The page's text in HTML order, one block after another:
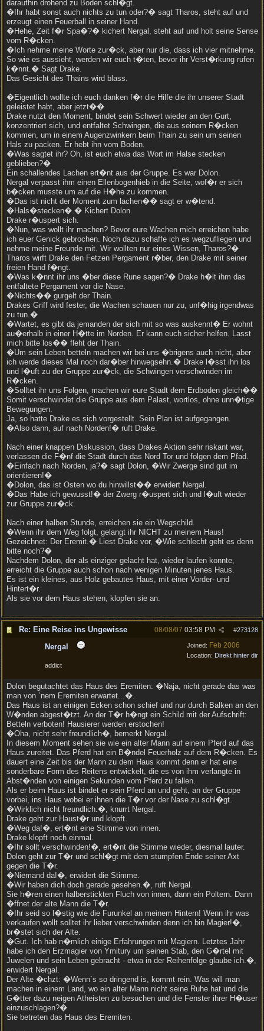
daraufhin drohend zu Boden schl�gt.
�Ihr habt sonst auch nichts zu tun oder?� sagt Tharos, steht auf und
erzeugt einen Feuerball in seiner Hand.
�Hehe, Zeit f�r Spa�?� kichert Nergal, steht auf und holt seine Sense
vom R�cken.
�Ich nehme meine Worte zur�ck, aber nur die, dass ich vier mitnehme.
So wie es aussieht, werden wir euch t�ten, bevor ihr Verst�rkung rufen
k�nnt.� Sagt Drake.
Das Gesicht des Thains wird blass.
�Eigentlich wollte ich euch danken f�r die Hilfe die ihr unserer Stadt
geleistet habt, aber jetzt��
Drake nutzt den Moment, bindet sein Schwert wieder an den Gurt,
konzentriert sich, und entfaltet Schwingen, die aus seinem R�cken
kommen, um in einem Augenzwinkern beim Thain zu sein um seinen
Hals zu packen. Er hebt ihn vom Boden.
�Was sagtet ihr? Oh, ist euch etwa das Wort im Halse stecken
geblieben?�
Ein schallendes Lachen ert�nt aus der Gruppe. Es war Dolon.
Nergal verpasst ihm einen Ellenbogenhieb in die Seite, wof�r er sich
b�cken musste um auf die H�he zu kommen.
�Das ist nicht der Moment zum lachen�� sagt er w�tend.
�Hals�stecken�.� Kichert Dolon.
Drake r�uspert sich.
�Nun, was wollt ihr machen? Bevor eure Wachen mich erreichen habe
ich euer Genick gebrochen. Noch dazu schaffe ich es wegzufliegen und
nehme meine Freunde mit. Wir wollten nur eines Wissen, Tharos?�
Tharos wirft Drake den Fetzen Pergament r�ber, den Drake mit seiner
freien Hand f�ngt.
�Was k�nnt ihr uns �ber diese Rune sagen?� Drake h�lt ihm das
entfaltete Pergament vor die Nase.
�Nichts�� gurgelt der Thain.
Drakes Griff wird fester, die Wachen schauen nur zu, unf�hig irgendwas
zu tun.�
�Wartet, es gibt da jemanden der sich mit so was auskennt� Er wohnt
au�erhalb in einer H�tte im Norden. Er kann euch sicher helfen. Lasst
mich bitte los�� fleht der Thain.
�Um sein Leben betteln machen wir bei uns �brigens auch nicht, aber
ich werde dieses Mal noch dar�ber hinwegsehn.� Drake l�sst ihn los
und l�uft zu der Gruppe zur�ck, die Schwingen verschwinden im
R�cken.
�Solltet ihr uns Folgen, machen wir eure Stadt dem Erdboden gleich��
Somit verschwindet die Gruppe aus dem Palast, wortlos, ohne unn�tige
Bewegungen.
Ja, so hatte Drake es sich vorgestellt. Sein Plan ist aufgegangen.
�Also dann, auf nach Norden!� ruft Drake.
Nach einer knappen Diskussion, dass Drakes Aktion sehr riskant war,
verlassen die F�nf die Stadt durch das Nord Tor und folgen dem Pfad.
�Einfach nach Norden, ja?� sagt Dolon, �Wir Zwerge sind gut im
orientieren!�
�Dolon, das ist Osten wo du hinwillst�� erwidert Nergal.
�Das Habe ich gewusst!� der Zwerg r�uspert sich und l�uft wieder
zur Gruppe zur�ck.
Nach einer halben Stunde, erreichen sie ein Wegschild.
�Wenn ihr dem Weg folgt, gelangt ihr NICHT zu meinem Haus!
Gezeichnet: Der Eremit.� Liest Drake vor, �Wie schlecht geht es denn
bitte noch?�
Nachdem Dolon, der als einziger gelacht hat, wieder laufen konnte,
erreicht die Gruppe auch schon nach wenigen Minuten jenes Haus.
Es ist ein kleines, aus Holz gebautes Haus, mit einer Vorder- und
Hintert�r.
Als sie vor dem Haus stehen, klopfen sie an.
Re: Eine Reise ins Ungewisse #273128
08/08/07 03:58 PM
Joined: Feb 2006
Location: Direkt hinter dir
Nergal
addict
Dolon begutachtet das Haus des Eremiten: �Naja, nicht gerade das was
man von `nem Eremiten erwartet...�.
Das Haus ist an einigen Ecken schon schief und nur durch Balken an den
W�nden abgest�tzt. An der T�r h�ngt ein Schild mit der Aufschrift:
Betteln verboten! Hausierer werden erstochen!
�Oha, nicht sehr freundlich�, bemerkt Nergal.
In diesem Moment sehen sie wie ein alter Mann auf einem Pferd auf das
Haus zureitet. Das Pferd hat ein B�ndel Feuerholz auf dem R�cken. Es
dauert eine Zeit bis der Mann zu dem Haus kommt denn er hat eine
sonderbare Form des Reitens entwickelt, die es von ihm verlangte in
Abst�nden von einigen Sekunden vom Pferd zu fallen.
Als er beim Haus ist bindet er sein Pferd an und geht, an der Gruppe
vorbei, ins Haus wobei er ihnen die T�r vor der Nase zu schl�gt.
�Wirklich nicht freundlich.�, knurrt Nergal.
Drake geht zur Haust�r und klopft.
�Weg da!�, ert�nt eine Stimme von innen.
Drake klopft noch einmal.
�Ihr sollt verschwinden!�, ert�nt die Stimme wieder, diesmal lauter.
Dolon geht zur T�r und schl�gt mit dem stumpfen Ende seiner Axt
gegen die T�r.
�Niemand da!�, erwidert die Stimme.
�Wir haben dich doch gerade gesehen.�, ruft Nergal.
Sie h�ren einen halberstickten Fluch von innen, dann ein Poltern. Dann
�ffnet der alte Mann die T�r.
�Ihr seid so l�stig wie die Furunkel an meinem Hintern! Wenn ihr was
verkaufen wollt solltet ihr lieber verschwinden denn ich bin Magier!�,
br�stet sich der Alte.
�Gut. Ich hab n�mlich einige Erfahrungen mit Magiern. Letztes Jahr
habe ich den Erzmagier von Ymitury um seinen Stab, den G�rtel mit
Juwelen und sein Leben gebracht - etwa in der Reihenfolge glaube ich.�,
erwidert Nergal.
Der Alte �chzt: �Wenn`s so dringend is, kommt rein. Was will man
machen in einem Land, wo ein alter Mann nicht seine Ruhe hat und die
G�tter dazu neigen Atheisten zu besuchen und die Fenster ihrer H�user
einzuschlagen?�
Sie betreten das Haus des Eremiten.